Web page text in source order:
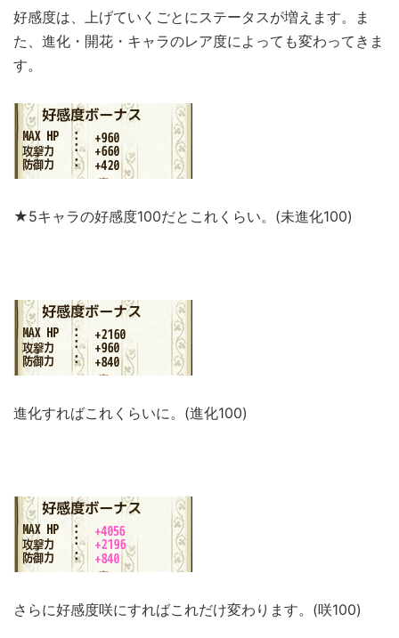
好感度は、上げていくごとにステータスが増えます。ま
た、進化・開花・キャラのレア度によっても変わってきま
す。
★5キャラの好感度100だとこれくらい。(未進化100)
進化すればこれくらいに。(進化100)
さらに好感度咲にすればこれだけ変わります。(咲100)